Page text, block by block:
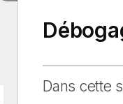
Dans cette